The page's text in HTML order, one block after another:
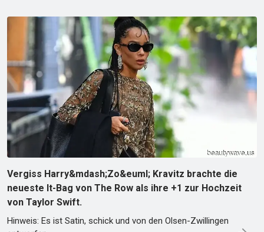
Vergiss Harry&mdash;Zo&euml; Kravitz brachte die
neueste It-Bag von The Row als ihre +1 zur Hochzeit
von Taylor Swift.
Hinweis: Es ist Satin, schick und von den Olsen-Zwillingen